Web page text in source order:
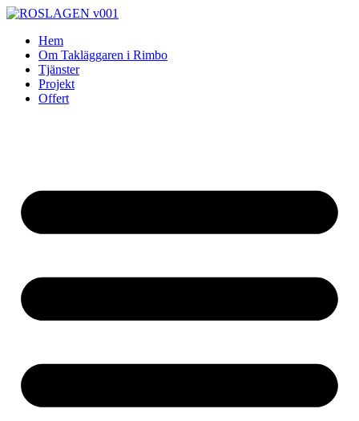
Skip
contentHem
Om Takläggaren i Rimbo
Tjänster
Projekt
Offert